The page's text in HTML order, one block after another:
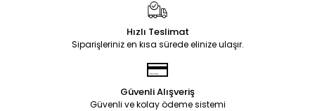
Hızlı Teslimat
Siparişleriniz en kısa sürede elinize ulaşır.
Güvenli Alışveriş
Güvenli ve kolay ödeme sistemi